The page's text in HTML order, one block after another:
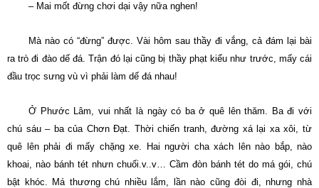
– Mai mốt đừng chơi dại vậy nữa nghen!
Mà nào có “đừng” được. Vài hôm sau thầy đi vắng, cả đám lại bài
ra trò đi đào dế đá. Trận đó lại cũng bị thầy phạt kiểu như trước, mấy cái
đầu trọc sưng vù vì phải làm dế đá nhau!
Ở Phước Lâm, vui nhất là ngày có ba ở quê lên thăm. Ba đi với
chú sáu – ba của Chơn Ðạt. Thời chiến tranh, đường xá lại xa xôi, từ
quê lên phải đi mấy chặng xe. Hai người cha xách lên nào bắp, nào
khoai, nào bánh tét nhưn chuối.v..v… Cầm đòn bánh tét do má gói, chú
bật khóc. Má thương chú nhiều lắm, lần nào cũng đòi đi, nhưng nhà